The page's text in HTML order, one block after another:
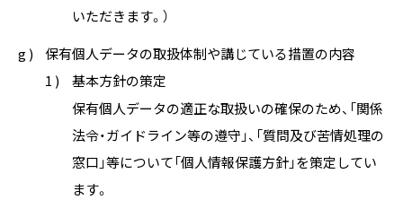
いただきます。）
g )
保有個人データの取扱体制や講じている措置の内容
1 )
基本方針の策定
保有個人データの適正な取扱いの確保のため、「関係
法令・ガイドライン等の遵守」、「質問及び苦情処理の
窓口」等について「個人情報保護方針」を策定してい
ます。